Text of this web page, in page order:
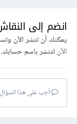
انضم إلى
يمكنك أن تنشر الآن
الآنلتنشر باسم حسابك.
أجب على هذا